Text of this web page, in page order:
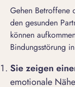
Gehen Betroffene
den gesunden
können
Bindungsstörung
Sie zeigen
emotionale